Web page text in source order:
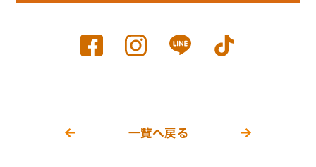
一覧へ戻る